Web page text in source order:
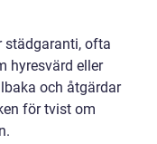
städgaranti, ofta
hyresvärd eller
och åtgärdar
för tvist om